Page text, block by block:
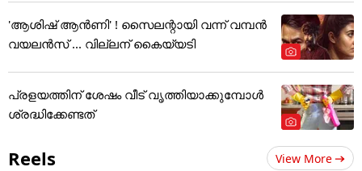
'ആശിഷ് ആൻണി' ! സൈലന്റായി വന്ന് വമ്പൻ
വയലൻസ് ... വില്ലന് കൈയ്യടി
പ്രളയത്തിന് ശേഷം വീട് വൃത്തിയാക്കുമ്പോൾ
ശ്രദ്ധിക്കേണ്ടത്
Reels View More